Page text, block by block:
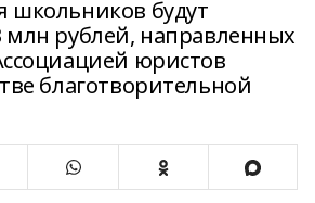
школьников будут
рублей, направленных
юристов
благотворительной